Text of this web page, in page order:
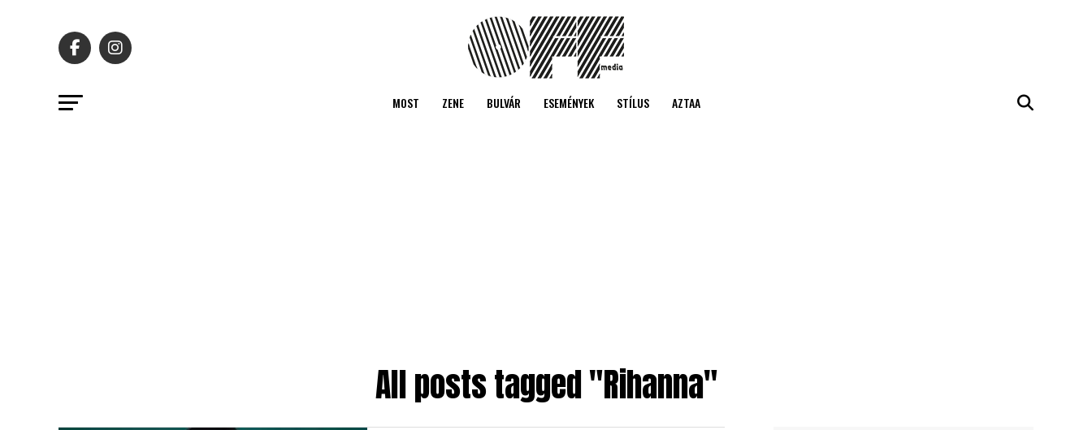
MOST ZENE BULVÁR ESEMÉNYEK STÍLUS AZTAA
All posts tagged "Rihanna"